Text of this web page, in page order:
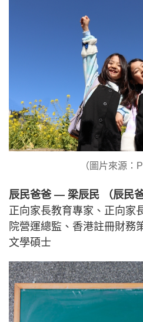
（圖片來源：
辰民爸爸 — 梁辰民 （辰民
正向家長教育專家、正向家
院營運總監、香港註冊財務
文學碩士